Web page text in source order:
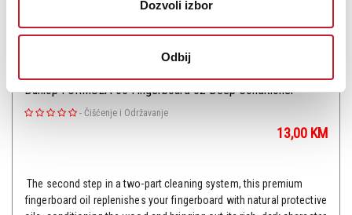
Dozvoli izbor
Odbij
Dunlop FORMULA 65 Fingerboard 02 Deep Conditioner
- Čišćenje i Održavanje
13,00 KM
The second step in a two-part cleaning system, this premium
fingerboard oil replenishes your fingerboard with natural protective